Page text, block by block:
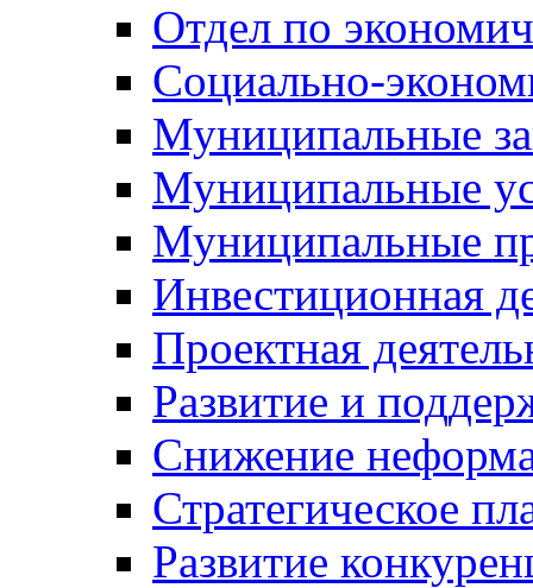
Отдел по
Социально-
Муниципальные
Муниципальные
Муниципальные
Инвестиционная
Проектная
Развитие и
Снижение
Стратегическое
Развитие